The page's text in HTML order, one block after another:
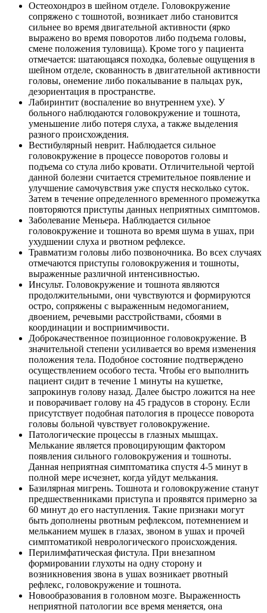
Остеохондроз в шейном отделе. Головокружение
сопряжено с тошнотой, возникает либо становится
сильнее во время двигательной активности (ярко
выражено во время поворотов либо подъема головы,
смене положения туловища). Кроме того у пациента
отмечается: шатающаяся походка, болевые ощущения в
шейном отделе, скованность в двигательной активности
головы, онемение либо покалывание в пальцах рук,
дезориентация в пространстве.
Лабиринтит (воспаление во внутреннем ухе). У
больного наблюдаются головокружение и тошнота,
уменьшение либо потеря слуха, а также выделения
разного происхождения.
Вестибулярный неврит. Наблюдается сильное
головокружение в процессе поворотов головы и
подъема со стула либо кровати. Отличительной чертой
данной болезни считается стремительное появление и
улучшение самочувствия уже спустя несколько суток.
Затем в течение определенного временного промежутка
повторяются приступы данных неприятных симптомов.
Заболевание Меньера. Наблюдается сильное
головокружение и тошнота во время шума в ушах, при
ухудшении слуха и рвотном рефлексе.
Травматизм головы либо позвоночника. Во всех случаях
отмечаются приступы головокружения и тошноты,
выраженные различной интенсивностью.
Инсульт. Головокружение и тошнота являются
продолжительными, они чувствуются и формируются
остро, сопряжены с выраженным недомоганием,
двоением, речевыми расстройствами, сбоями в
координации и восприимчивости.
Доброкачественное позиционное головокружение. В
значительной степени усиливается во время изменения
положения тела. Подобное состояние подтверждено
осуществлением особого теста. Чтобы его выполнить
пациент сидит в течение 1 минуты на кушетке,
запрокинув голову назад. Далее быстро ложится на нее
и поворачивает голову на 45 градусов в сторону. Если
присутствует подобная патология в процессе поворота
головы больной чувствует головокружение.
Патологические процессы в глазных мышцах.
Мелькание является провоцирующим фактором
появления сильного головокружения и тошноты.
Данная неприятная симптоматика спустя 4-5 минут в
полной мере исчезнет, когда уйдут мелькания.
Базилярная мигрень. Тошнота и головокружение станут
предшественниками приступа и проявятся примерно за
60 минут до его наступления. Такие признаки могут
быть дополнены рвотным рефлексом, потемнением и
мельканием мушек в глазах, звоном в ушах и прочей
симптоматикой неврологического происхождения.
Перилимфатическая фистула. При внезапном
формировании глухоты на одну сторону и
возникновения звона в ушах возникает рвотный
рефлекс, головокружение и тошнота.
Новообразования в головном мозге. Выраженность
неприятной патологии все время меняется, она